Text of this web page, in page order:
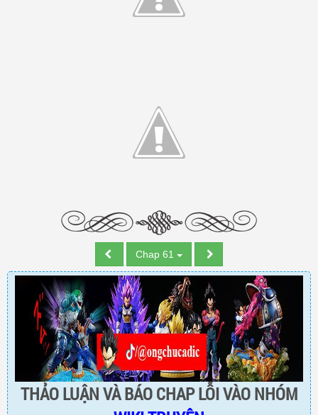
Chap 61
THẢO LUẬN VÀ BÁO CHAP LỖI VÀO NHÓM